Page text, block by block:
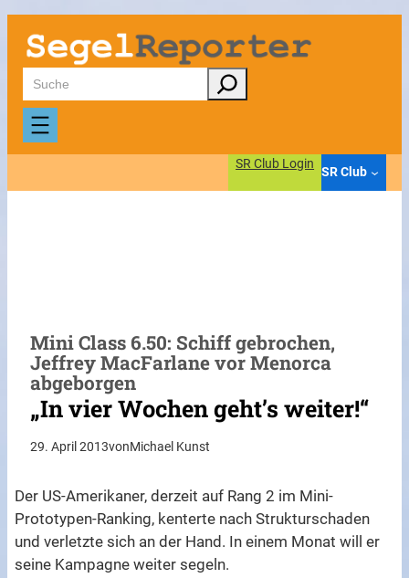
Zum
Inhalt
springen
Suchen
SR Club Login
SR Club
Mini Class 6.50: Schiff gebrochen,
Jeffrey MacFarlane vor Menorca
abgeborgen
„In vier Wochen geht’s weiter!“
29. April 2013vonMichael Kunst
Der US-Amerikaner, derzeit auf Rang 2 im Mini-
Prototypen-Ranking, kenterte nach Strukturschaden
und verletzte sich an der Hand. In einem Monat will er
seine Kampagne weiter segeln.